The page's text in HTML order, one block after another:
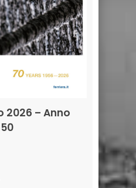
2026 – Anno